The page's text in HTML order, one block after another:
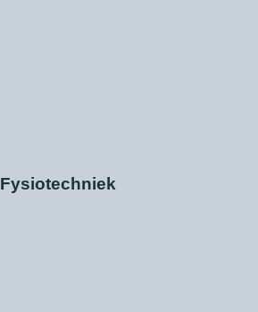
Fysiotechniek